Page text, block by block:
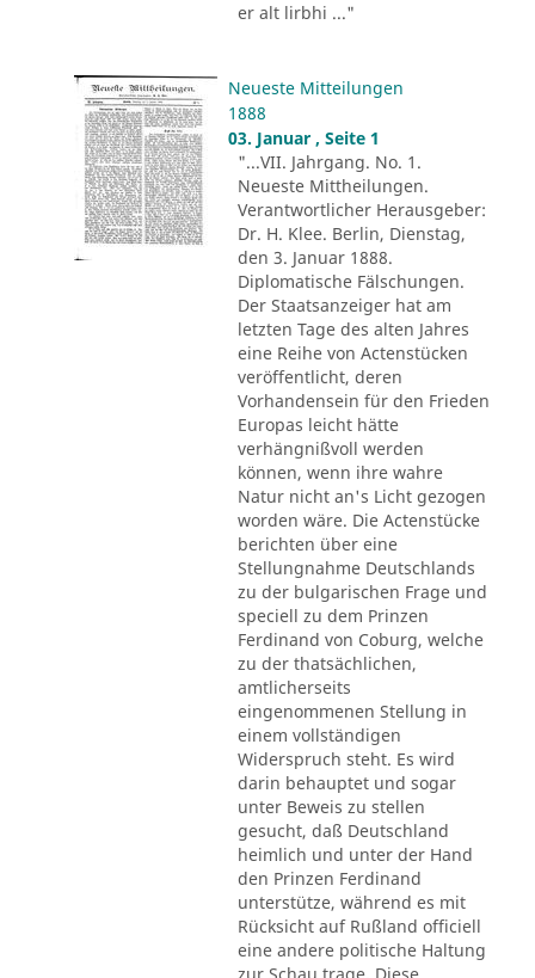
er alt lirbhi ..."
Neueste Mitteilungen
1888
03. Januar , Seite 1
"...VII. Jahrgang. No. 1.
Neueste Mittheilungen.
Verantwortlicher Herausgeber:
Dr. H. Klee. Berlin, Dienstag,
den 3. Januar 1888.
Diplomatische Fälschungen.
Der Staatsanzeiger hat am
letzten Tage des alten Jahres
eine Reihe von Actenstücken
veröffentlicht, deren
Vorhandensein für den Frieden
Europas leicht hätte
verhängnißvoll werden
können, wenn ihre wahre
Natur nicht an's Licht gezogen
worden wäre. Die Actenstücke
berichten über eine
Stellungnahme Deutschlands
zu der bulgarischen Frage und
speciell zu dem Prinzen
Ferdinand von Coburg, welche
zu der thatsächlichen,
amtlicherseits
eingenommenen Stellung in
einem vollständigen
Widerspruch steht. Es wird
darin behauptet und sogar
unter Beweis zu stellen
gesucht, daß Deutschland
heimlich und unter der Hand
den Prinzen Ferdinand
unterstütze, während es mit
Rücksicht auf Rußland officiell
eine andere politische Haltung
zur Schau trage. Diese